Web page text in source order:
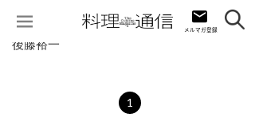
後藤裕一
1